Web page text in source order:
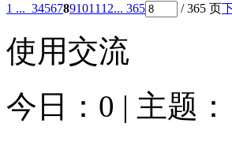
1 ... 34567891011 12... 365 / 365 页
使用交流
今日： 0 | 主题：